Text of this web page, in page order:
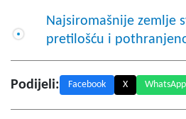
Najsiromašnije zemlje
pretilošću i
Podijeli: Facebook X WhatsApp